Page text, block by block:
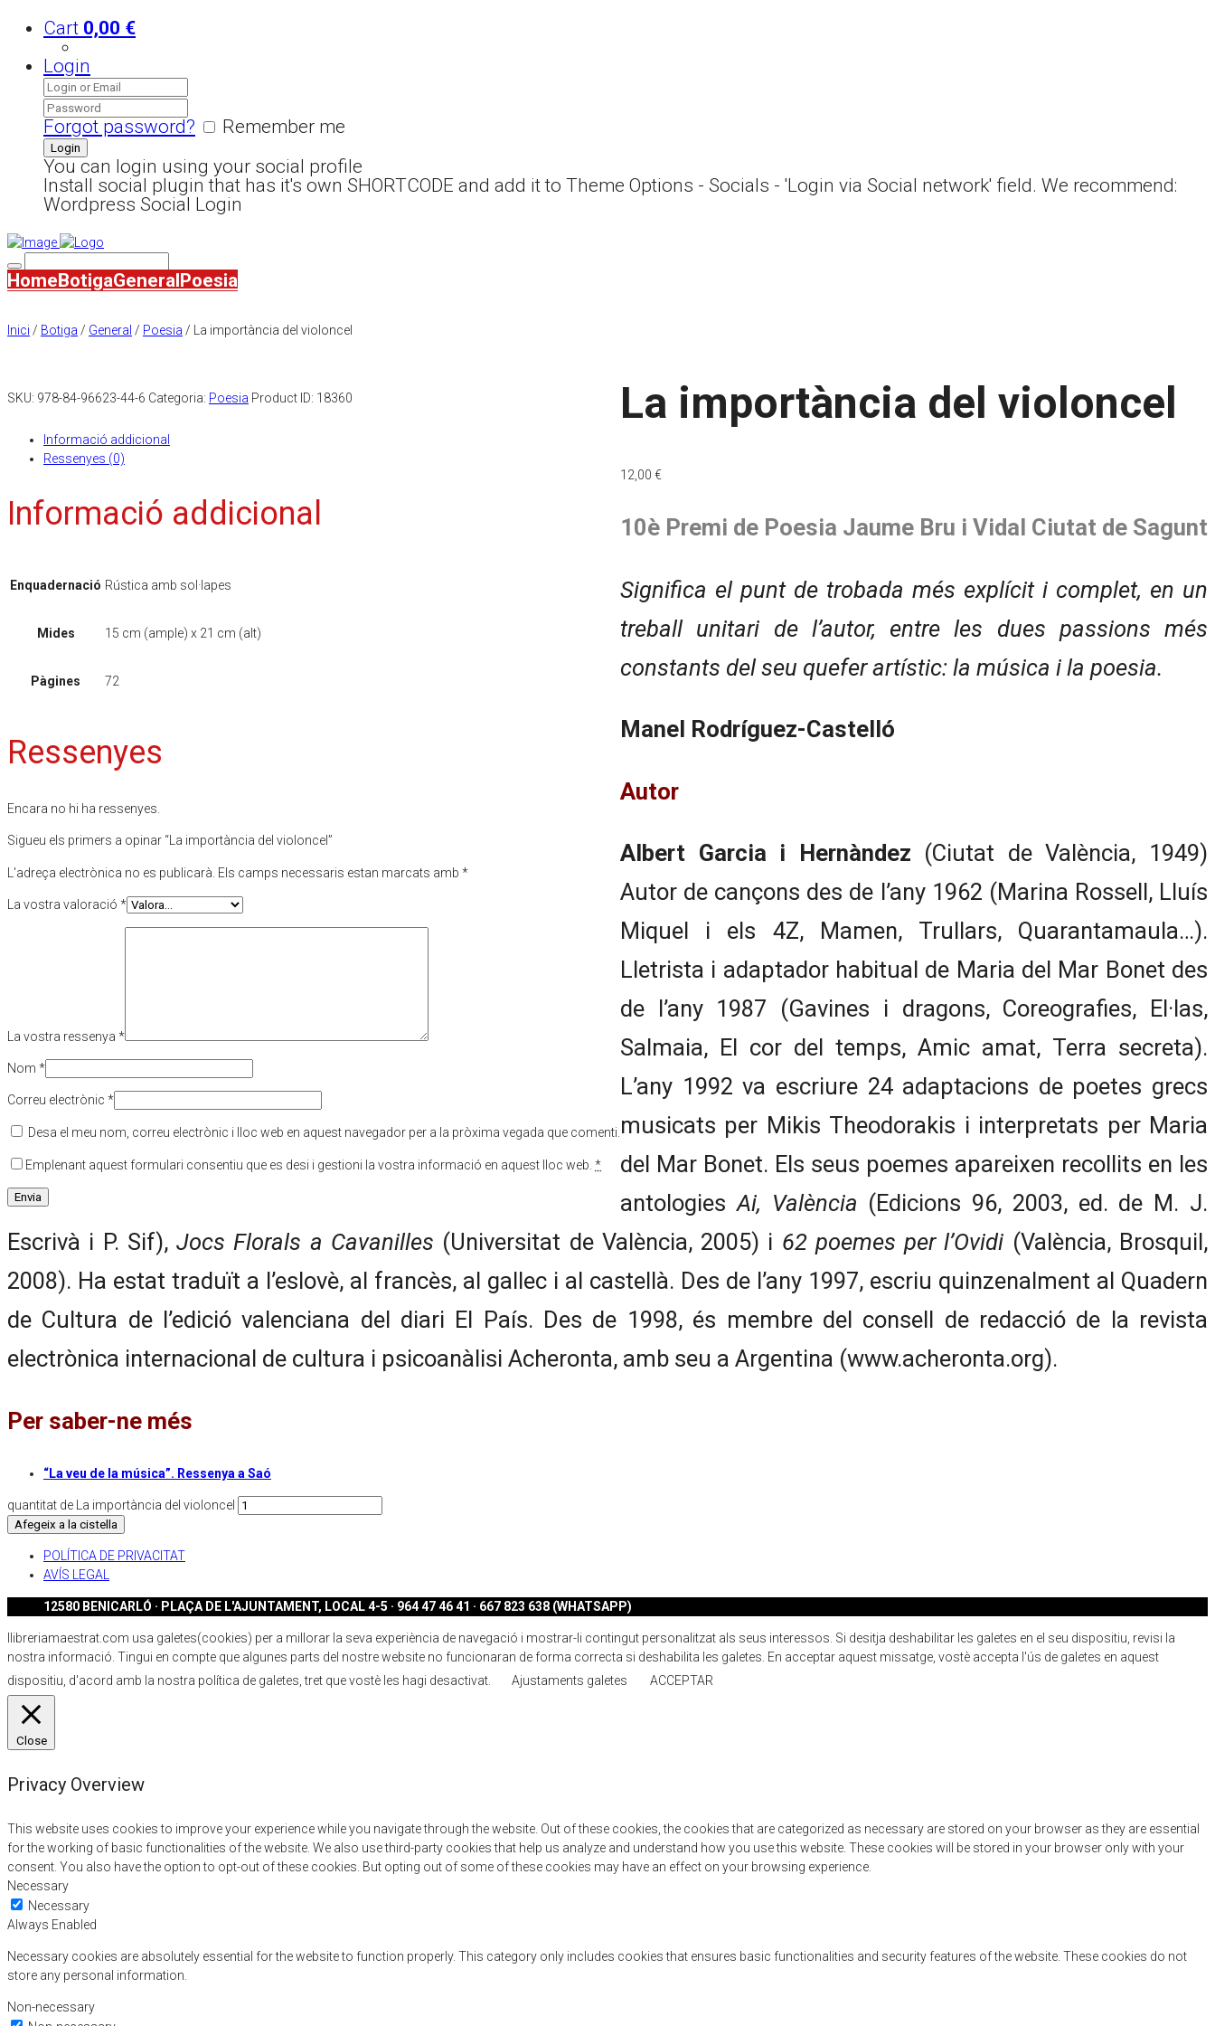
Cart 0,00 €
Login
Forgot password?
Remember me
You can login using your social profile
Install social plugin that has it's own SHORTCODE and add it to Theme Options - Socials - 'Login via Social network' field. We recommend:
Wordpress Social Login
HomeBotigaGeneralPoesia
Inici / Botiga / General / Poesia / La importància del violoncel
SKU: 978-84-96623-44-6 Categoria: Poesia Product ID: 18360
Informació addicional
Ressenyes (0)
Informació addicional
Enquadernació Rústica amb sol·lapes
Mides 15 cm (ample) x 21 cm (alt)
Pàgines 72
Ressenyes
Encara no hi ha ressenyes.
Sigueu els primers a opinar “La importància del violoncel”
L'adreça electrònica no es publicarà. Els camps necessaris estan marcats amb *
La vostra valoració *
La vostra ressenya *
Nom *
Correu electrònic *
Desa el meu nom, correu electrònic i lloc web en aquest navegador per a la pròxima vegada que comenti.
Emplenant aquest formulari consentiu que es desi i gestioni la vostra informació en aquest lloc web. *
La importància del violoncel
12,00 €
10è Premi de Poesia Jaume Bru i Vidal Ciutat de Sagunt
Significa el punt de trobada més explícit i complet, en un
treball unitari de l’autor, entre les dues passions més
constants del seu quefer artístic: la música i la poesia.
Manel Rodríguez-Castelló
Autor
Albert Garcia i Hernàndez (Ciutat de València, 1949)
Autor de cançons des de l’any 1962 (Marina Rossell, Lluís
Miquel i els 4Z, Mamen, Trullars, Quarantamaula…).
Lletrista i adaptador habitual de Maria del Mar Bonet des
de l’any 1987 (Gavines i dragons, Coreografies, El·las,
Salmaia, El cor del temps, Amic amat, Terra secreta).
L’any 1992 va escriure 24 adaptacions de poetes grecs
musicats per Mikis Theodorakis i interpretats per Maria
del Mar Bonet. Els seus poemes apareixen recollits en les
antologiesAi, València (Edicions 96, 2003, ed. de M. J.
Escrivà i P. Sif),Jocs Florals a Cavanilles (Universitat de València, 2005) i 62 poemes per l’Ovidi (València, Brosquil,
2008). Ha estat traduït a l’eslovè, al francès, al gallec i al castellà. Des de l’any 1997, escriu quinzenalment al Quadern
de Cultura de l’edició valenciana del diari El País. Des de 1998, és membre del consell de redacció de la revista
electrònica internacional de cultura i psicoanàlisi Acheronta, amb seu a Argentina (www.acheronta.org).
Per saber-ne més
“La veu de la música”. Ressenya a Saó
quantitat de La importància del violoncel
Afegeix a la cistella
POLÍTICA DE PRIVACITAT
AVÍS LEGAL
12580 BENICARLÓ · PLAÇA DE L'AJUNTAMENT, LOCAL 4-5 · 964 47 46 41 · 667 823 638 (WHATSAPP)
llibreriamaestrat.com usa galetes(cookies) per a millorar la seva experiència de navegació i mostrar-li contingut personalitzat als seus interessos. Si desitja deshabilitar les galetes en el seu dispositiu, revisi la
nostra informació. Tingui en compte que algunes parts del nostre website no funcionaran de forma correcta si deshabilita les galetes. En acceptar aquest missatge, vostè accepta l'ús de galetes en aquest
dispositiu, d'acord amb la nostra política de galetes, tret que vostè les hagi desactivat.
Ajustaments galetes ACCEPTAR
Close
Privacy Overview
This website uses cookies to improve your experience while you navigate through the website. Out of these cookies, the cookies that are categorized as necessary are stored on your browser as they are essential
for the working of basic functionalities of the website. We also use third-party cookies that help us analyze and understand how you use this website. These cookies will be stored in your browser only with your
consent. You also have the option to opt-out of these cookies. But opting out of some of these cookies may have an effect on your browsing experience.
Necessary
Necessary
Always Enabled
Necessary cookies are absolutely essential for the website to function properly. This category only includes cookies that ensures basic functionalities and security features of the website. These cookies do not
store any personal information.
Non-necessary